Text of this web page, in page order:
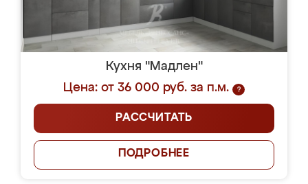
Кухня "Мадлен"
Цена: от 36 000 руб. за п.м.
?
РАССЧИТАТЬ
ПОДРОБНЕЕ